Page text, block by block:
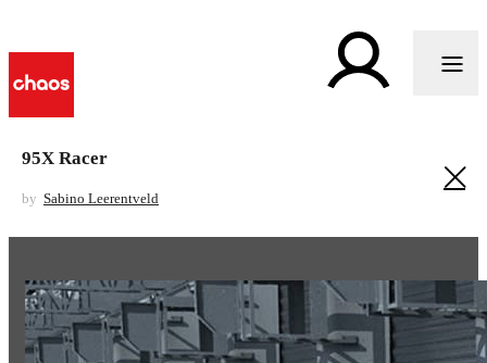
95X Racer
by Sabino Leerentveld